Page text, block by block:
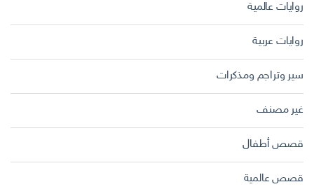
روايات عالمية
روايات عربية
سير وتراجم ومذكرات
غير مصنف
قصص أطفال
قصص عالمية